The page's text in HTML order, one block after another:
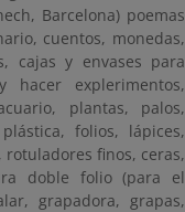
Barcelona) poemas
cuentos, monedas,
cajas y envases para
hacer explerimentos,
plantas, palos,
folios, lápices,
finos, ceras,
doble folio (para el
grapadora, grapas,